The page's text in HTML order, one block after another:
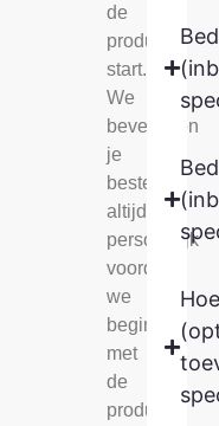
de
productie
start.
We
bevestigen
je
bestelling
altijd
persoonlijk
voordat
we
beginnen
met
de
productie